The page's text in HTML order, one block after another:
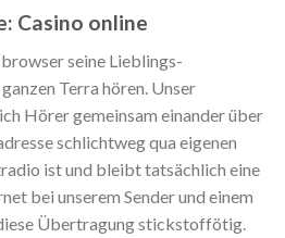
Casino online
seine Lieblings-
Terra hören. Unser
Hörer gemeinsam einander über
schlichtweg qua eigenen
ist und bleibt tatsächlich eine
bei unserem Sender und einem
Übertragung stickstoffötig.